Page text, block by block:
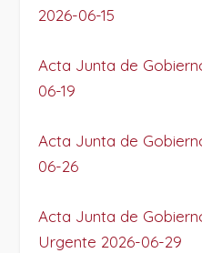
2026-06-15
Acta Junta de
06-19
Acta Junta de
06-26
Acta Junta de
Urgente 2026-06-29